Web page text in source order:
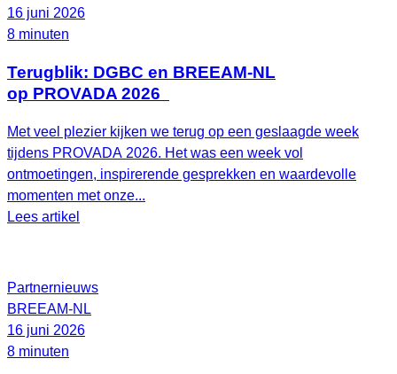
16 juni 2026
8 minuten
Terugblik: DGBC en BREEAM-NL
op PROVADA 2026
Met veel plezier kijken we terug op een geslaagde week
tijdens PROVADA 2026. Het was een week vol
ontmoetingen, inspirerende gesprekken en waardevolle
momenten met onze...
Lees artikel
Partnernieuws
BREEAM-NL
16 juni 2026
8 minuten